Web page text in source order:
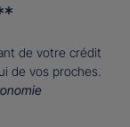
de votre crédit
de vos proches.